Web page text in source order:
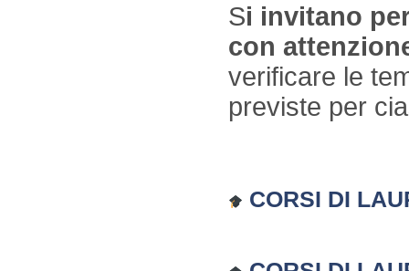
Si invitano
con
verificare le
previste per
CORSI DI